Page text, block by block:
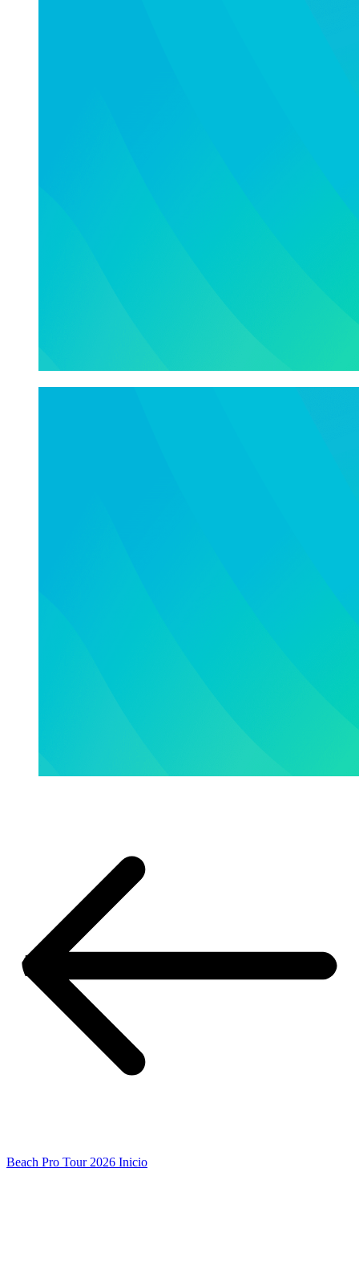
Beach Pro Tour 2026 Inicio